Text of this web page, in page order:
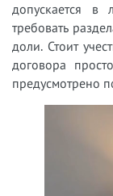
допускается в
требовать
доли. Стоит
договора
предусмотрено